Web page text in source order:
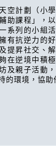
天空計劃（小
助課程」，
系列的小組
有抗逆力的
提昇社交、
在逆境中積
及親子活動
的環境，協助